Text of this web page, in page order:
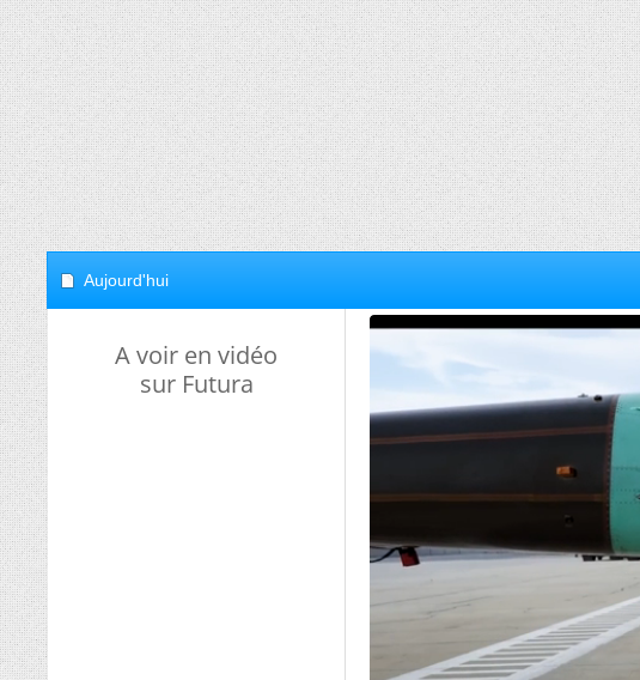
Aujourd'hui
A voir en vidéo
sur Futura